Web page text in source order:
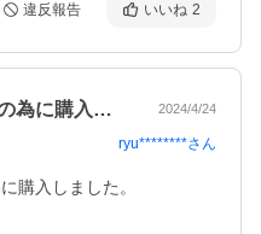
違反報告 いいね 2
お世話になった方々にお礼の為に購入しま… 2024/4/24
ryu********さん
購入しました。